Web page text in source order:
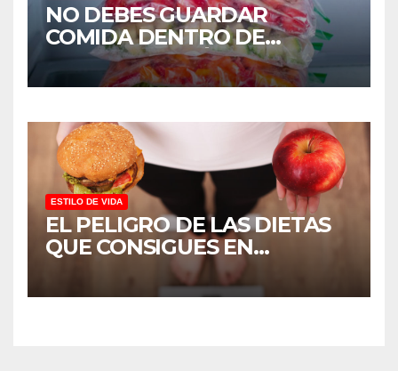
NO DEBES GUARDAR
COMIDA DENTRO DE
BOLSAS DE PLÁSTICO,
¿SABES POR QUÉ?
ESTILO DE VIDA
EL PELIGRO DE LAS DIETAS
QUE CONSIGUES EN